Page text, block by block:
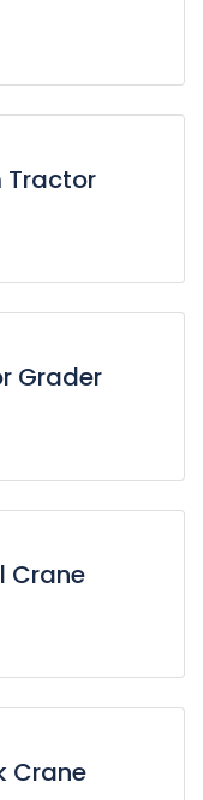
Tractor
Grader
Crane
Crane